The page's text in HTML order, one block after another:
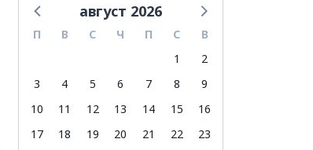
август 2026
П В С Ч П С
В
1
2
3
4 5 6 7 8
9
10
11 12 13 14 15
16
17
18 19 20 21 22
23